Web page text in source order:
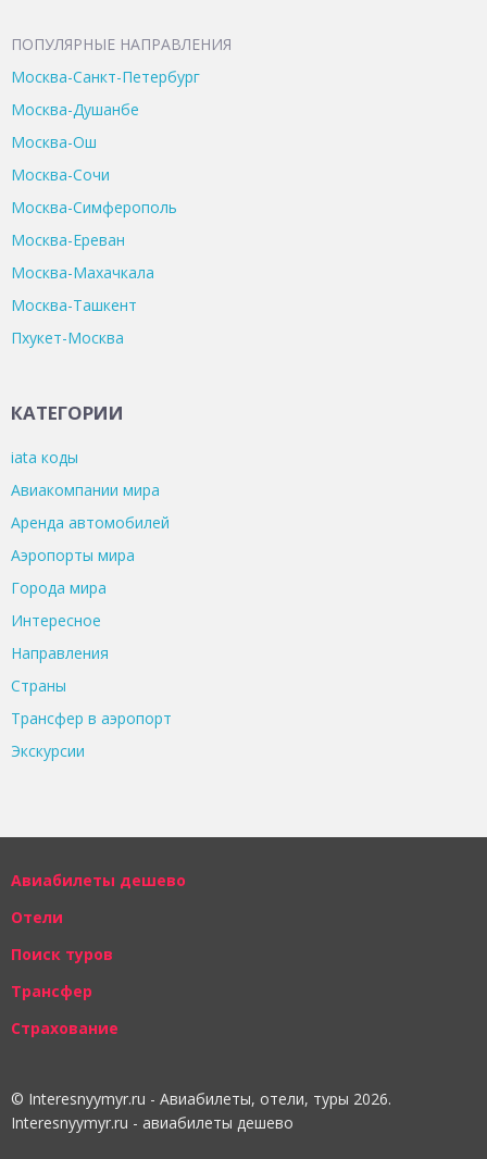
ПОПУЛЯРНЫЕ НАПРАВЛЕНИЯ
Москва-Санкт-Петербург
Москва-Душанбе
Москва-Ош
Москва-Сочи
Москва-Симферополь
Москва-Ереван
Москва-Махачкала
Москва-Ташкент
Пхукет-Москва
КАТЕГОРИИ
iata коды
Авиакомпании мира
Аренда автомобилей
Аэропорты мира
Города мира
Интересное
Направления
Страны
Трансфер в аэропорт
Экскурсии
Авиабилеты дешево
Отели
Поиск туров
Трансфер
Страхование
© Interesnyymyr.ru - Авиабилеты, отели, туры 2026.
Interesnyymyr.ru - авиабилеты дешево